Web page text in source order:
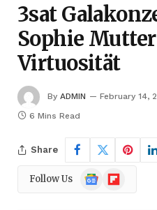
3sat
Sophie
Virtuosität
By ADMIN February 14,
6 Mins Read
Share
Follow Us
Google
News
Flipboard